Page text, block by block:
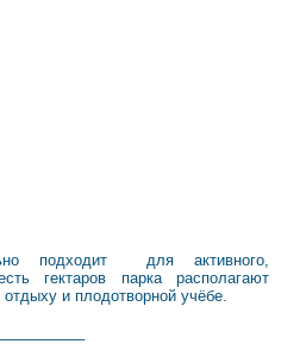
подходит для активного,
гектаров парка располагают
и плодотворной учёбе.